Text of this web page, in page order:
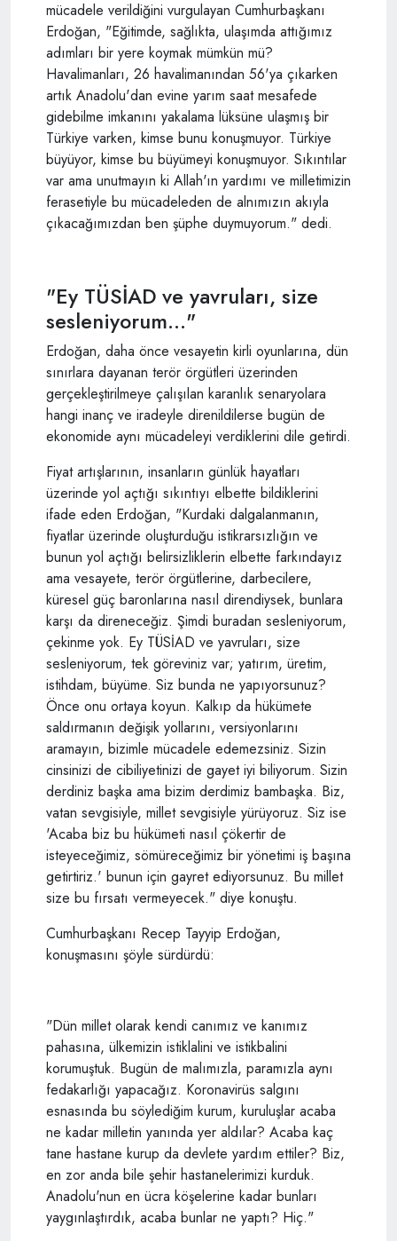
mücadele verildiğini vurgulayan Cumhurbaşkanı
Erdoğan, "Eğitimde, sağlıkta, ulaşımda attığımız
adımları bir yere koymak mümkün mü?
Havalimanları, 26 havalimanından 56'ya çıkarken
artık Anadolu'dan evine yarım saat mesafede
gidebilme imkanını yakalama lüksüne ulaşmış bir
Türkiye varken, kimse bunu konuşmuyor. Türkiye
büyüyor, kimse bu büyümeyi konuşmuyor. Sıkıntılar
var ama unutmayın ki Allah'ın yardımı ve milletimizin
ferasetiyle bu mücadeleden de alnımızın akıyla
çıkacağımızdan ben şüphe duymuyorum." dedi.
"Ey TÜSİAD ve yavruları, size
sesleniyorum..."
Erdoğan, daha önce vesayetin kirli oyunlarına, dün
sınırlara dayanan terör örgütleri üzerinden
gerçekleştirilmeye çalışılan karanlık senaryolara
hangi inanç ve iradeyle direnildilerse bugün de
ekonomide aynı mücadeleyi verdiklerini dile getirdi.
Fiyat artışlarının, insanların günlük hayatları
üzerinde yol açtığı sıkıntıyı elbette bildiklerini
ifade eden Erdoğan, "Kurdaki dalgalanmanın,
fiyatlar üzerinde oluşturduğu istikrarsızlığın ve
bunun yol açtığı belirsizliklerin elbette farkındayız
ama vesayete, terör örgütlerine, darbecilere,
küresel güç baronlarına nasıl direndiysek, bunlara
karşı da direneceğiz. Şimdi buradan sesleniyorum,
çekinme yok. Ey TÜSİAD ve yavruları, size
sesleniyorum, tek göreviniz var; yatırım, üretim,
istihdam, büyüme. Siz bunda ne yapıyorsunuz?
Önce onu ortaya koyun. Kalkıp da hükümete
saldırmanın değişik yollarını, versiyonlarını
aramayın, bizimle mücadele edemezsiniz. Sizin
cinsinizi de cibiliyetinizi de gayet iyi biliyorum. Sizin
derdiniz başka ama bizim derdimiz bambaşka. Biz,
vatan sevgisiyle, millet sevgisiyle yürüyoruz. Siz ise
'Acaba biz bu hükümeti nasıl çökertir de
isteyeceğimiz, sömüreceğimiz bir yönetimi iş başına
getirtiriz.' bunun için gayret ediyorsunuz. Bu millet
size bu fırsatı vermeyecek." diye konuştu.
Cumhurbaşkanı Recep Tayyip Erdoğan,
konuşmasını şöyle sürdürdü:
"Dün millet olarak kendi canımız ve kanımız
pahasına, ülkemizin istiklalini ve istikbalini
korumuştuk. Bugün de malımızla, paramızla aynı
fedakarlığı yapacağız. Koronavirüs salgını
esnasında bu söylediğim kurum, kuruluşlar acaba
ne kadar milletin yanında yer aldılar? Acaba kaç
tane hastane kurup da devlete yardım ettiler? Biz,
en zor anda bile şehir hastanelerimizi kurduk.
Anadolu'nun en ücra köşelerine kadar bunları
yaygınlaştırdık, acaba bunlar ne yaptı? Hiç."